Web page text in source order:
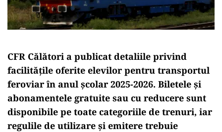
CFR Călători a publicat detaliile privind
facilitățile oferite elevilor pentru transportul
feroviar în anul școlar 2025-2026. Biletele și
abonamentele gratuite sau cu reducere sunt
disponibile pe toate categoriile de trenuri, iar
regulile de utilizare și emitere trebuie